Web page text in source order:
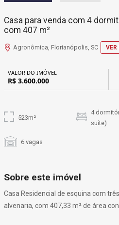
Casa para venda com 4
com 407 m²
Agronômica, Florianópolis, SC
VALOR DO IMÓVEL
R$ 3.600.000
523m²
4
suíte)
6 vagas
Sobre este imóvel
Casa Residencial de esquina com
alvenaria, com 407,33 m² de área